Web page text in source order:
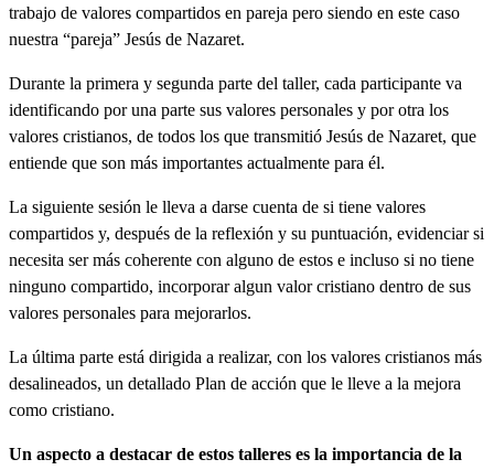
trabajo de valores compartidos en pareja pero siendo en este caso
nuestra “pareja” Jesús de Nazaret.
Durante la primera y segunda parte del taller, cada participante va
identificando por una parte sus valores personales y por otra los
valores cristianos, de todos los que transmitió Jesús de Nazaret, que
entiende que son más importantes actualmente para él.
La siguiente sesión le lleva a darse cuenta de si tiene valores
compartidos y, después de la reflexión y su puntuación, evidenciar si
necesita ser más coherente con alguno de estos e incluso si no tiene
ninguno compartido, incorporar algun valor cristiano dentro de sus
valores personales para mejorarlos.
La última parte está dirigida a realizar, con los valores cristianos más
desalineados, un detallado Plan de acción que le lleve a la mejora
como cristiano.
Un aspecto a destacar de estos talleres es la importancia de la